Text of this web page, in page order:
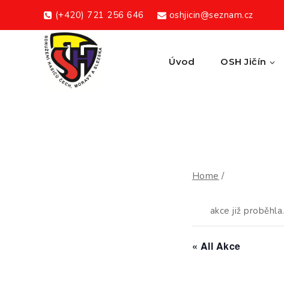
(+420) 721 256 646 oshjicin@seznam.cz
Úvod OSH Jičín
Home /
akce již proběhla.
« All Akce